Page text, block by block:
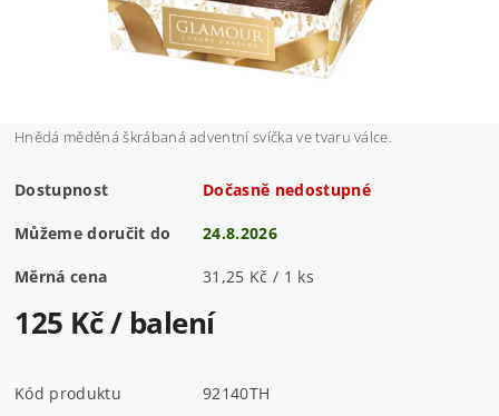
Hnědá měděná škrábaná adventní svíčka ve tvaru válce.
Dostupnost Dočasně nedostupné
Můžeme doručit do 24.8.2026
Měrná cena 31,25 Kč / 1 ks
125 Kč/ balení
Kód produktu
92140TH